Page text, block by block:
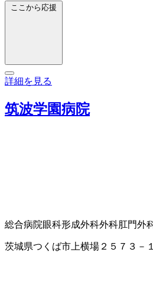
ここから応援
詳細を見る
筑波学園病院
総合病院眼科形成外科外科肛門外
茨城県つくば市上横場２５７３－１